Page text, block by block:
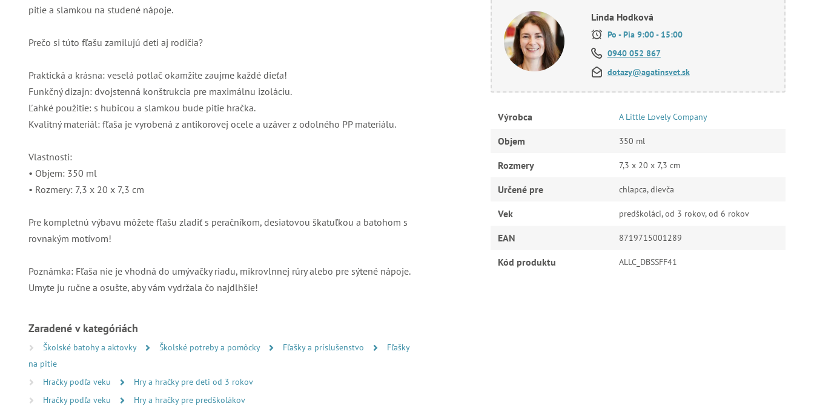
pitie a slamkou na studené nápoje.
Prečo si túto fľašu zamilujú deti aj rodičia?
Praktická a krásna: veselá potlač okamžite zaujme každé dieťa!
Funkčný dizajn: dvojstenná konštrukcia pre maximálnu izoláciu.
Ľahké použitie: s hubicou a slamkou bude pitie hračka.
Kvalitný materiál: fľaša je vyrobená z antikorovej ocele a uzáver z odolného PP materiálu.
Vlastnosti:
• Objem: 350 ml
• Rozmery: 7,3 x 20 x 7,3 cm
Pre kompletnú výbavu môžete fľašu zladiť s peračníkom, desiatovou škatuľkou a batohom s
rovnakým motívom!
Poznámka: Fľaša nie je vhodná do umývačky riadu, mikrovlnnej rúry alebo pre sýtené nápoje.
Umyte ju ručne a osušte, aby vám vydržala čo najdlhšie!
Zaradené v kategóriách
Školské batohy a aktovky Školské potreby a pomôcky Fľašky a príslušenstvo
Fľašky
na pitie
Hračky podľa veku
Hry a hračky pre deti od 3 rokov
Hračky podľa veku
Hry a hračky pre predškolákov
Linda Hodková
Po - Pia 9:00 - 15:00
0940 052 867
dotazy@agatinsvet.sk
Výrobca A Little Lovely Company
Objem 350 ml
Rozmery 7,3 x 20 x 7,3 cm
Určené pre chlapca, dievča
Vek predškoláci, od 3 rokov, od 6 rokov
EAN 8719715001289
Kód produktu ALLC_DBSSFF41